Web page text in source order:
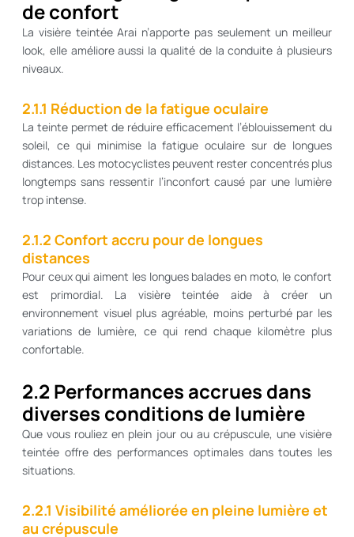
de confort
La visière teintée Arai n’apporte pas seulement un meilleur
look, elle améliore aussi la qualité de la conduite à plusieurs
niveaux.
2.1.1 Réduction de la fatigue oculaire
La teinte permet de réduire efficacement l’éblouissement du
soleil, ce qui minimise la fatigue oculaire sur de longues
distances. Les motocyclistes peuvent rester concentrés plus
longtemps sans ressentir l’inconfort causé par une lumière
trop intense.
2.1.2 Confort accru pour de longues
distances
Pour ceux qui aiment les longues balades en moto, le confort
est primordial. La visière teintée aide à créer un
environnement visuel plus agréable, moins perturbé par les
variations de lumière, ce qui rend chaque kilomètre plus
confortable.
2.2 Performances accrues dans
diverses conditions de lumière
Que vous rouliez en plein jour ou au crépuscule, une visière
teintée offre des performances optimales dans toutes les
situations.
2.2.1 Visibilité améliorée en pleine lumière et
au crépuscule